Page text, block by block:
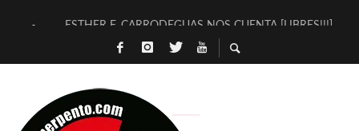
ESTHER F. CARRODEGUAS NOS CUENTA [LIBRES!!!]
[TERRA DE GUAPES] DE SANDRA MONFORT
TIMBRE 4, LA ESCUELA DEL DIRECTOR TEATRAL CLAUDIO